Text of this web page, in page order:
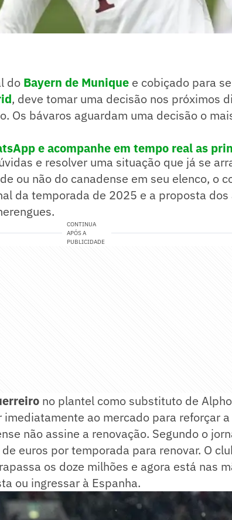
do Bayern de Munique e cobiçado para
, deve tomar uma decisão nos próximos
Os bávaros aguardam uma decisão o
e acompanhe em tempo real as
e resolver uma situação que já se
ou não do canadense em seu elenco, o
da temporada de 2025 e a proposta dos
CONTINUA
APÓS A
PUBLICIDADE
no plantel como substituto de
ao mercado para reforçar
não assine a renovação. Segundo o
euros por temporada para renovar. O
os doze milhões e agora está nas
ou ingressar à Espanha.